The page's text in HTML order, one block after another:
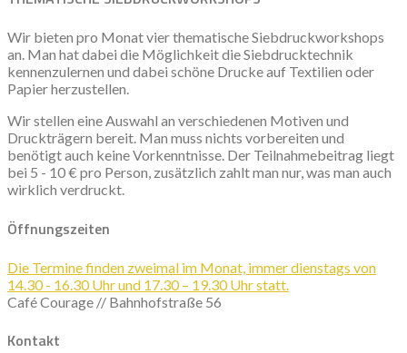
Wir bieten pro Monat vier thematische Siebdruckworkshops
an. Man hat dabei die Möglichkeit die Siebdrucktechnik
kennenzulernen und dabei schöne Drucke auf Textilien oder
Papier herzustellen.
Wir stellen eine Auswahl an verschiedenen Motiven und
Druckträgern bereit. Man muss nichts vorbereiten und
benötigt auch keine Vorkenntnisse. Der Teilnahmebeitrag liegt
bei 5 - 10 € pro Person, zusätzlich zahlt man nur, was man auch
wirklich verdruckt.
Öffnungszeiten
Die Termine finden zweimal im Monat, immer dienstags von
14.30 - 16.30 Uhr und 17.30 – 19.30 Uhr statt.
Café Courage // Bahnhofstraße 56
Kontakt